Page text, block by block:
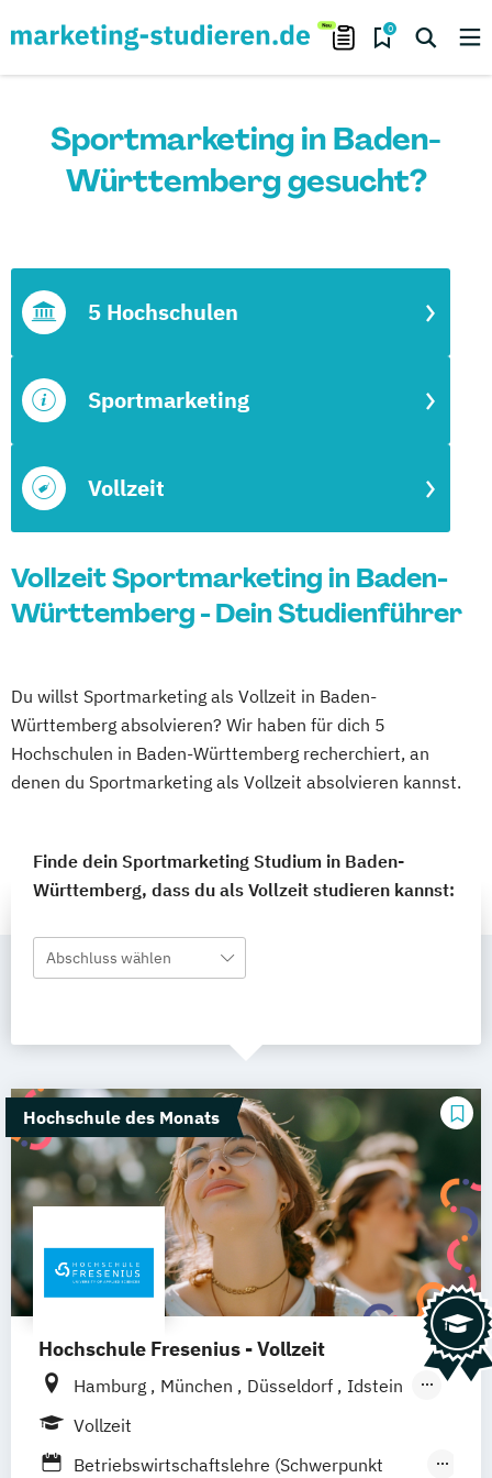
0
Sportmarketing in Baden-
Württemberg gesucht?
Vollzeit
Sportmarketing
5 Hochschulen
Vollzeit Sportmarketing in Baden-
Württemberg - Dein Studienführer
Du willst Sportmarketing als Vollzeit in Baden-
Württemberg absolvieren? Wir haben für dich 5
Hochschulen in Baden-Württemberg recherchiert, an
denen du Sportmarketing als Vollzeit absolvieren kannst.
Finde dein Sportmarketing Studium in Baden-
Württemberg, dass du als Vollzeit studieren kannst:
Abschluss wählen
Hochschule des Monats
Hochschule Fresenius - Vollzeit
Hamburg München Düsseldorf
Idstein
Berlin
Vollzeit
Betriebswirtschaftslehre (Schwerpunkt